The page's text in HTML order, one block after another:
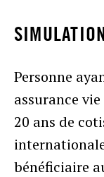
Personne
assurance
20 ans de
bénéficiaire